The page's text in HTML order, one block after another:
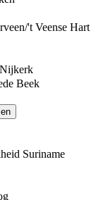
't Veense Hart
Beek
Suriname